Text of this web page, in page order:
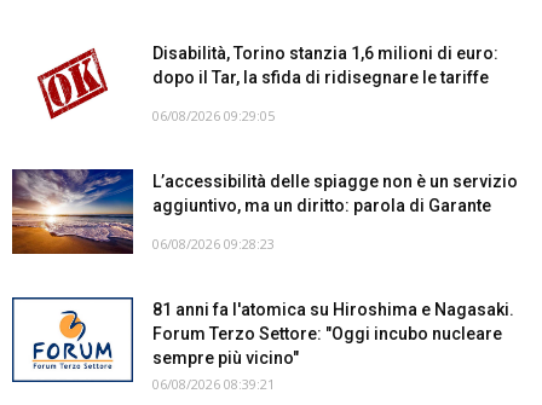
Disabilità, Torino stanzia 1,6 milioni di euro:
dopo il Tar, la sfida di ridisegnare le tariffe
06/08/2026 09:29:05
L’accessibilità delle spiagge non è un servizio
aggiuntivo, ma un diritto: parola di Garante
06/08/2026 09:28:23
81 anni fa l'atomica su Hiroshima e Nagasaki.
Forum Terzo Settore: "Oggi incubo nucleare
sempre più vicino"
06/08/2026 08:39:21